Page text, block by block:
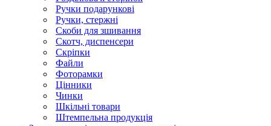
Ручки подарункові
Ручки, стержні
Скоби для зшивання
Скотч, диспенсери
Скріпки
Файли
Фоторамки
Цінники
Чинки
Шкільні товари
Штемпельна продукція